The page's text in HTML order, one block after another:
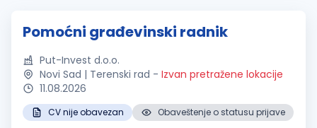
Pomoćni građevinski radnik
Put-Invest d.o.o.
Novi Sad | Terenski rad - Izvan pretražene lokacije
11.08.2026
CV nije obavezan
Obaveštenje o statusu prijave